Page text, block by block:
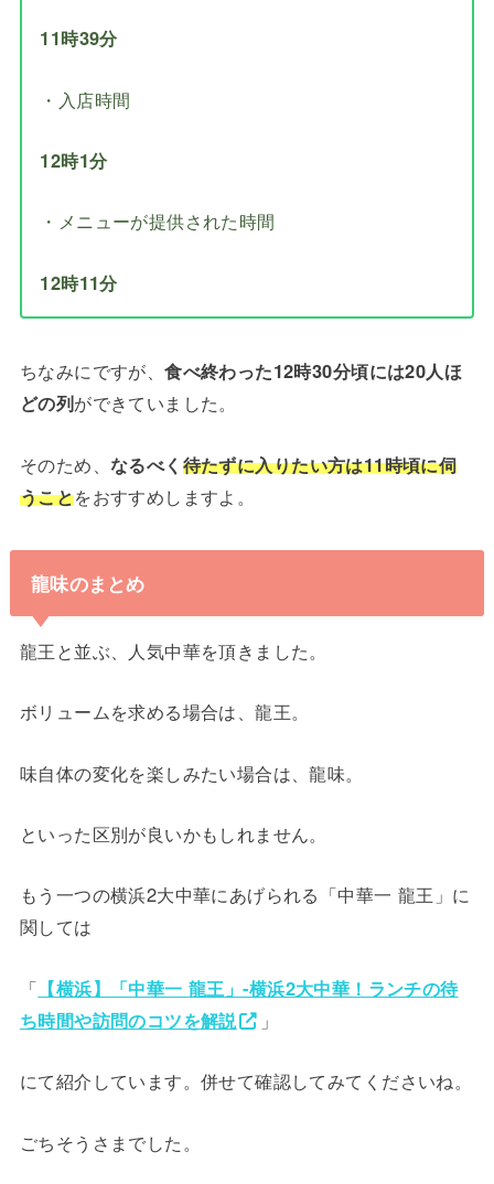
11時39分
・入店時間
12時1分
・メニューが提供された時間
12時11分
ちなみにですが、食べ終わった12時30分頃には20人ほ
どの列ができていました。
そのため、 なるべく 待たずに入りたい方は11時頃に伺
うことをおすすめしますよ。
龍味のまとめ
龍王と並ぶ、人気中華を頂きました。
ボリュームを求める場合は、龍王。
味自体の変化を楽しみたい場合は、龍味。
といった区別が良いかもしれません。
もう一つの横浜2大中華にあげられる「中華一 龍王」に
関しては
「 【横浜】「中華一 龍王」-横浜2大中華！ランチの待
ち時間や訪問のコツを解説
」
にて紹介しています。併せて確認してみてくださいね。
ごちそうさまでした。